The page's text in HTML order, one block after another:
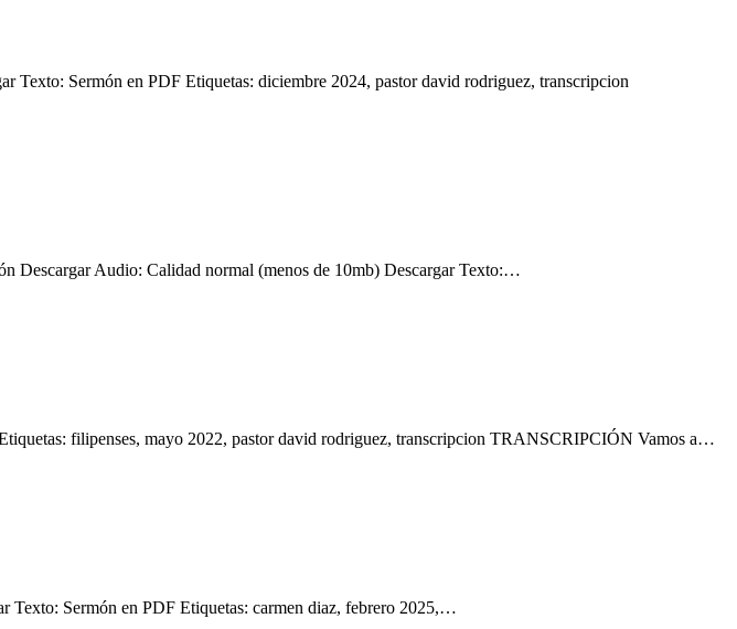
Sermón en PDF Etiquetas: diciembre 2024, pastor david rodriguez, transcripcion
Audio: Calidad normal (menos de 10mb) Descargar Texto:…
filipenses, mayo 2022, pastor david rodriguez, transcripcion TRANSCRIPCIÓN Vamos a…
Texto: Sermón en PDF Etiquetas: carmen diaz, febrero 2025,…